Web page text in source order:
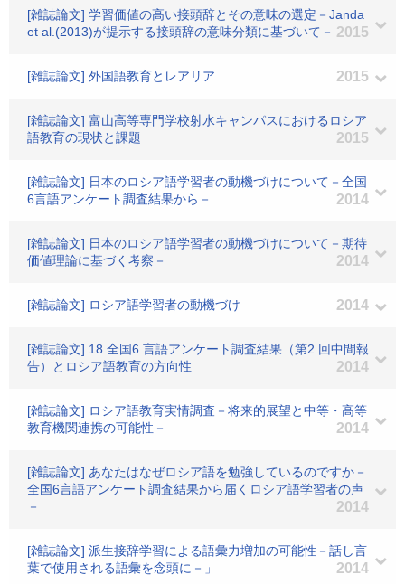
[雑誌論文] 学習価値の高い接頭辞とその意味の選定－Janda
et al.(2013)が提示する接頭辞の意味分類に基づいて－ 2015
[雑誌論文] 外国語教育とレアリア 2015
[雑誌論文] 富山高等専門学校射水キャンパスにおけるロシア
語教育の現状と課題
2015
[雑誌論文] 日本のロシア語学習者の動機づけについて－全国
6言語アンケート調査結果から－
2014
[雑誌論文] 日本のロシア語学習者の動機づけについて－期待
価値理論に基づく考察－
2014
[雑誌論文] ロシア語学習者の動機づけ 2014
[雑誌論文] 18.全国6 言語アンケート調査結果（第2 回中間報
告）とロシア語教育の方向性
2014
[雑誌論文] ロシア語教育実情調査－将来的展望と中等・高等
教育機関連携の可能性－
2014
[雑誌論文] あなたはなぜロシア語を勉強しているのですか－
全国6言語アンケート調査結果から届くロシア語学習者の声
－
2014
[雑誌論文] 派生接辞学習による語彙力増加の可能性－話し言
葉で使用される語彙を念頭に－」
2014